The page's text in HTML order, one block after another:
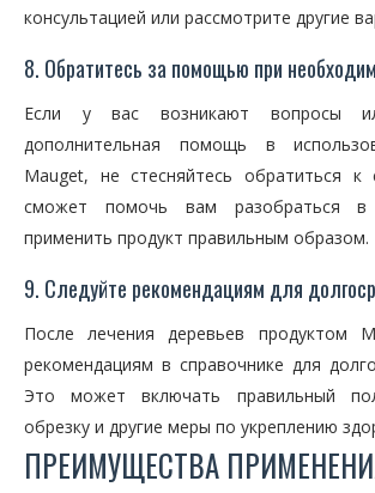
консультацией или рассмотрите другие
8. Обратитесь за помощью при
Если у вас возникают вопросы
дополнительная помощь в
Mauget, не стесняйтесь обратиться к
сможет помочь вам разобраться в
применить продукт правильным образом.
9. Следуйте рекомендациям для
После лечения деревьев продуктом
рекомендациям в справочнике для
Это может включать правильный
обрезку и другие меры по укреплению
ПРЕИМУЩЕСТВА